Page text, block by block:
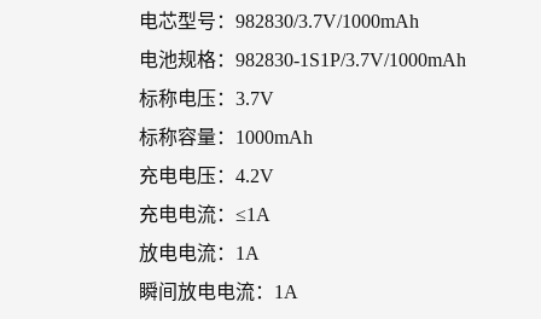
电芯型号：982830/3.7V/1000mAh
电池规格：982830-1S1P/3.7V/1000mAh
标称电压：3.7V
标称容量：1000mAh
充电电压：4.2V
充电电流：≤1A
放电电流：1A
瞬间放电电流：1A